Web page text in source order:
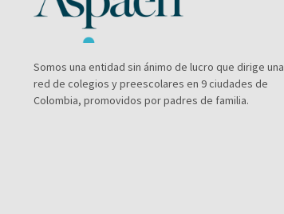
Somos una entidad sin ánimo de lucro que dirige una
red de colegios y preescolares en 9 ciudades de
Colombia, promovidos por padres de familia.